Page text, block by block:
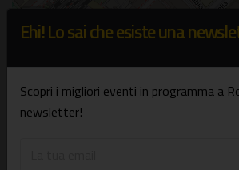
Teatro Furio Camillo
Via Camilla, 44, 00181 -
+
−
Ehi! Lo sai che esiste una
Scopri i migliori eventi in programma a
newsletter!